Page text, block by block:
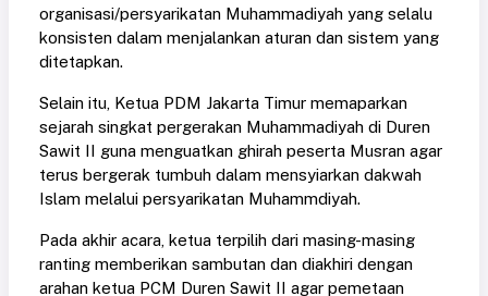
organisasi/persyarikatan Muhammadiyah yang selalu
konsisten dalam menjalankan aturan dan sistem yang
ditetapkan.
Selain itu, Ketua PDM Jakarta Timur memaparkan
sejarah singkat pergerakan Muhammadiyah di Duren
Sawit II guna menguatkan ghirah peserta Musran agar
terus bergerak tumbuh dalam mensyiarkan dakwah
Islam melalui persyarikatan Muhammdiyah.
Pada akhir acara, ketua terpilih dari masing-masing
ranting memberikan sambutan dan diakhiri dengan
arahan ketua PCM Duren Sawit II agar pemetaan